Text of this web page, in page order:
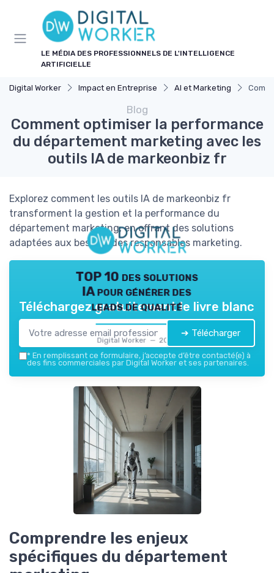
LE MÉDIA DES PROFESSIONNELS DE L'INTELLIGENCE
ARTIFICIELLE
Digital Worker Impact en Entreprise AI et Marketing
Blog
Comment optimiser la performance
du département marketing avec les
outils IA de markeonbiz fr
Explorez comment les outils IA de markeonbiz fr
transforment la gestion et la performance du
département marketing, en offrant des solutions
adaptées aux besoins des responsables marketing.
TOP 10 des solutions
IA pour générer des
leads de qualité
Digital Worker — 2026
Téléchargez gratuitement le livre blanc
➔ Télécharger
* En remplissant ce formulaire, j’accepte d’être contacté(e) à
des fins commerciales par Digital Worker et ses partenaires.
Comprendre les enjeux
spécifiques du département